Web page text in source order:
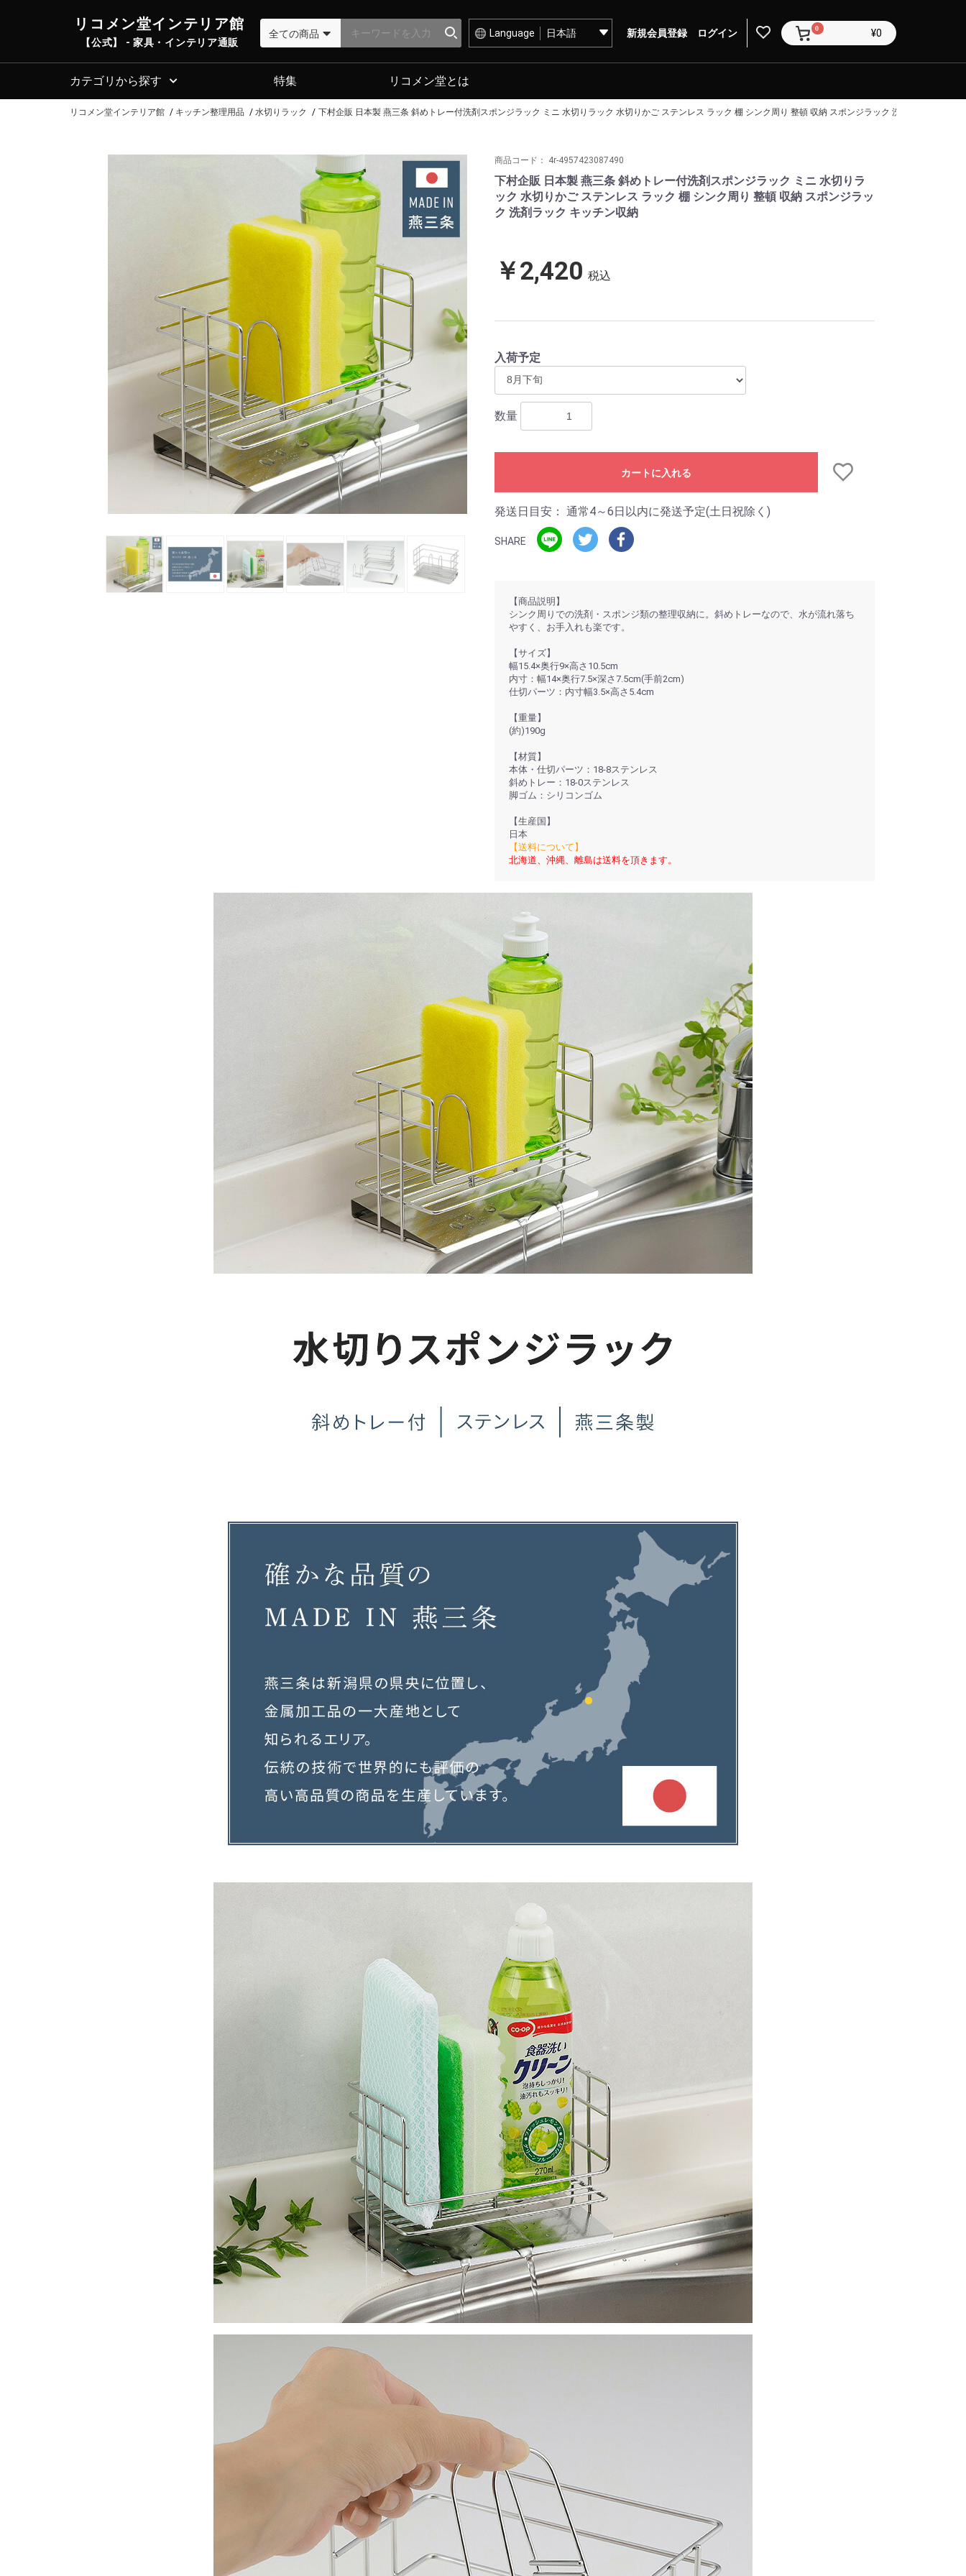
リコメン堂インテリア館
【公式】 - 家具・インテリア通販
Language 新規会員登録 ログイン 0 ¥0
カテゴリから探す 特集 リコメン堂とは
リコメン堂インテリア館 キッチン整理用品 水切りラック 下村企販 日本製 燕三条 斜めトレー付洗剤スポンジラック ミニ 水切りラック 水切りかご ステンレス ラック 棚 シンク周り 整頓 収納 スポンジラック 洗剤ラック キッチ
商品コード： 4r-4957423087490
下村企販 日本製 燕三条 斜めトレー付洗剤スポンジラック ミニ 水切りラ
ック 水切りかご ステンレス ラック 棚 シンク周り 整頓 収納 スポンジラッ
ク 洗剤ラック キッチン収納
￥2,420 税込
入荷予定
数量
カートに入れる
発送日目安： 通常4～6日以内に発送予定(土日祝除く)
SHARE
【商品説明】
シンク周りでの洗剤・スポンジ類の整理収納に。斜めトレーなので、水が流れ落ち
やすく、お手入れも楽です。
【サイズ】
幅15.4×奥行9×高さ10.5cm
内寸：幅14×奥行7.5×深さ7.5cm(手前2cm)
仕切パーツ：内寸幅3.5×高さ5.4cm
【重量】
(約)190g
【材質】
本体・仕切パーツ：18-8ステンレス
斜めトレー：18-0ステンレス
脚ゴム：シリコンゴム
【生産国】
日本
【送料について】
北海道、沖縄、離島は送料を頂きます。